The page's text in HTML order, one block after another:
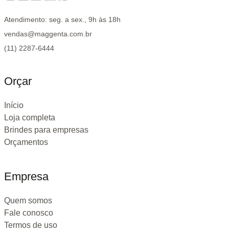
Atendimento: seg. a sex., 9h às 18h
vendas@maggenta.com.br
(11) 2287-6444
Orçar
Início
Loja completa
Brindes para empresas
Orçamentos
Empresa
Quem somos
Fale conosco
Termos de uso